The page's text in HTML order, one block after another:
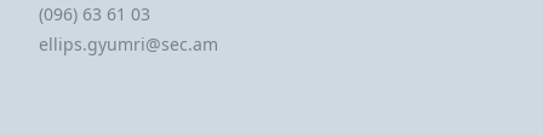
(096) 63 61 03
ellips.gyumri@sec.am